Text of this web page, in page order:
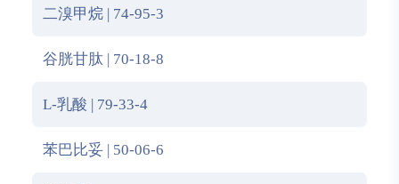
二溴甲烷 | 74-95-3
谷胱甘肽 | 70-18-8
L-乳酸 | 79-33-4
苯巴比妥 | 50-06-6